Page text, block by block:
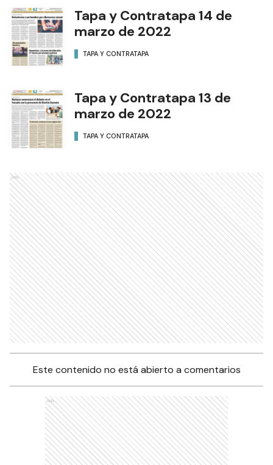
Tapa y Contratapa 14 de
marzo de 2022
TAPA Y CONTRATAPA
Tapa y Contratapa 13 de
marzo de 2022
TAPA Y CONTRATAPA
Ads
Este contenido no está abierto a comentarios
Ads